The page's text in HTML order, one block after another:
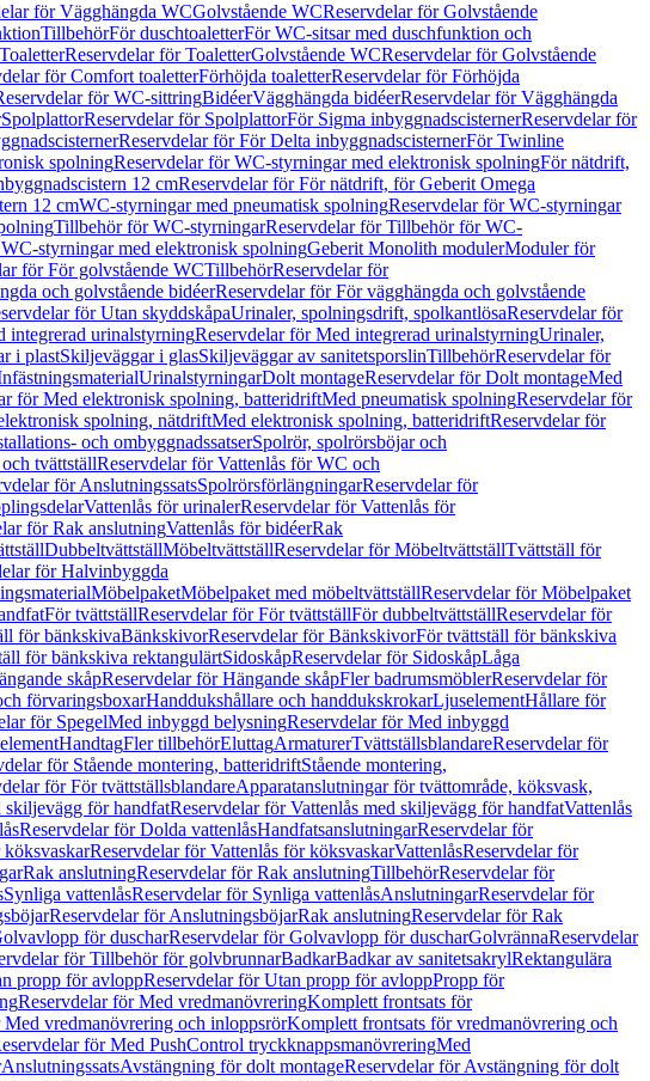
för Vägghängda WCGolvstående WCReservdelar för Golvstående
TillbehörFör duschtoaletterFör WC-sitsar med duschfunktion och
ToaletterReservdelar för ToaletterGolvstående WCReservdelar för Golvstående
för Comfort toaletterFörhöjda toaletterReservdelar för Förhöjda
för WC-sittringBidéerVägghängda bidéerReservdelar för Vägghängda
SpolplattorReservdelar för SpolplattorFör Sigma inbyggnadscisternerReservdelar för
Reservdelar för För Delta inbyggnadscisternerFör Twinline
spolningReservdelar för WC-styrningar med elektronisk spolningFör nätdrift,
12 cmReservdelar för För nätdrift, för Geberit Omega
12 cmWC-styrningar med pneumatisk spolningReservdelar för WC-styrningar
Tillbehör för WC-styrningarReservdelar för Tillbehör för WC-
styrningar med elektronisk spolningGeberit Monolith modulerModuler för
för För golvstående WCTillbehörReservdelar för
och golvstående bidéerReservdelar för För vägghängda och golvstående
för Utan skyddskåpaUrinaler, spolningsdrift, spolkantlösaReservdelar för
integrerad urinalstyrningReservdelar för Med integrerad urinalstyrningUrinaler,
i plastSkiljeväggar i glasSkiljeväggar av sanitetsporslinTillbehörReservdelar för
UrinalstyrningarDolt montageReservdelar för Dolt montageMed
för Med elektronisk spolning, batteridriftMed pneumatisk spolningReservdelar för
spolning, nätdriftMed elektronisk spolning, batteridriftReservdelar för
och ombyggnadssatserSpolrör, spolrörsböjar och
tvättställReservdelar för Vattenlås för WC och
för AnslutningssatsSpolrörsförlängningarReservdelar för
Vattenlås för urinalerReservdelar för Vattenlås för
för Rak anslutningVattenlås för bidéerRak
DubbeltvättställMöbeltvättställReservdelar för MöbeltvättställTvättställ för
för Halvinbyggda
MöbelpaketMöbelpaket med möbeltvättställReservdelar för Möbelpaket
För tvättställReservdelar för För tvättställFör dubbeltvättställReservdelar för
för bänkskivaBänkskivorReservdelar för BänkskivorFör tvättställ för bänkskiva
för bänkskiva rektangulärtSidoskåpReservdelar för SidoskåpLåga
skåpReservdelar för Hängande skåpFler badrumsmöblerReservdelar för
förvaringsboxarHanddukshållare och handdukskrokarLjuselementHållare för
för SpegelMed inbyggd belysningReservdelar för Med inbyggd
HandtagFler tillbehörEluttagArmaturerTvättställsblandareReservdelar för
för Stående montering, batteridriftStående montering,
för För tvättställsblandareApparatanslutningar för tvättområde, köksvask,
skiljevägg för handfatReservdelar för Vattenlås med skiljevägg för handfatVattenlås
Reservdelar för Dolda vattenlåsHandfatsanslutningarReservdelar för
köksvaskarReservdelar för Vattenlås för köksvaskarVattenlåsReservdelar för
Rak anslutningReservdelar för Rak anslutningTillbehörReservdelar för
Synliga vattenlåsReservdelar för Synliga vattenlåsAnslutningarReservdelar för
Reservdelar för AnslutningsböjarRak anslutningReservdelar för Rak
för duscharReservdelar för Golvavlopp för duscharGolvrännaReservdelar
för Tillbehör för golvbrunnarBadkarBadkar av sanitetsakrylRektangulära
propp för avloppReservdelar för Utan propp för avloppPropp för
Reservdelar för Med vredmanövreringKomplett frontsats för
Med vredmanövrering och inloppsrörKomplett frontsats för vredmanövrering och
för Med PushControl tryckknappsmanövreringMed
AnslutningssatsAvstängning för dolt montageReservdelar för Avstängning för dolt